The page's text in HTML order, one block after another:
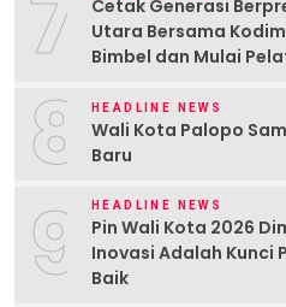
7
Cetak Generasi
Utara Bersama
Bimbel dan Mulai
8 HEADLINE NEWS
Wali Kota Palopo
Baru
9 HEADLINE NEWS
Pin Wali Kota 2026
Inovasi Adalah Kunci
Baik